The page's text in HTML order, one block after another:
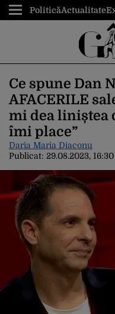
PoliticăActualitate
Ce spune Dan
AFACERILE
mi dea liniștea
îmi place”
Daria Maria Diaconu
Publicat: 29.08.2023, 16:30